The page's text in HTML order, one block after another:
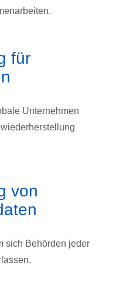
für
Unternehmen
von
sich Behörden jeder